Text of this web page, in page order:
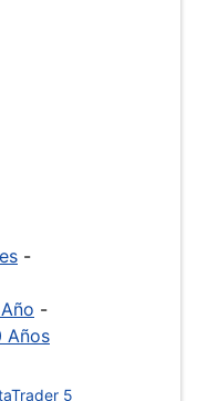
-
-
Años
5